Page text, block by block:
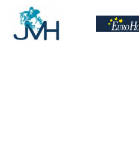
Afbeelding
Afbeelding